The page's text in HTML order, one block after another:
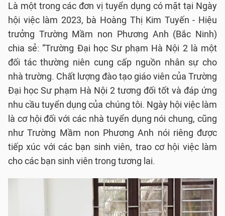
Là một trong các đơn vị tuyển dụng có mặt tại Ngày
hội việc làm 2023, bà Hoàng Thị Kim Tuyến - Hiệu
trưởng Trường Mầm non Phương Anh (Bắc Ninh)
chia sẻ: “Trường Đại học Sư phạm Hà Nội 2 là một
đối tác thường niên cung cấp nguồn nhân sự cho
nhà trường. Chất lượng đào tạo giáo viên của Trường
Đại học Sư phạm Hà Nội 2 tương đối tốt và đáp ứng
nhu cầu tuyển dụng của chúng tôi. Ngày hội việc làm
là cơ hội đối với các nhà tuyển dụng nói chung, cũng
như Trường Mầm non Phương Anh nói riêng được
tiếp xúc với các bạn sinh viên, trao cơ hội việc làm
cho các bạn sinh viên trong tương lai.